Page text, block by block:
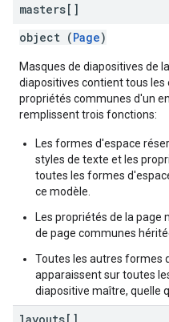
masters[]
object (Page)
Masques de diapositives de
diapositives contient tous
propriétés communes d'un
remplissent trois fonctions:
Les formes d'espace
styles de texte et les
toutes les formes
ce modèle.
Les propriétés de la
de page communes
Toutes les autres formes
apparaissent sur toutes
diapositive maître, quelle